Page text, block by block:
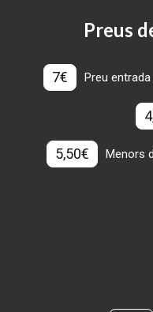
Preus
7€ Preu
5,50€ Menors